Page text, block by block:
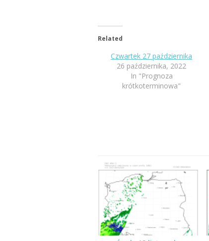
Related
Czwartek 27 października
26 października, 2022
In "Prognoza
krótkoterminowa"